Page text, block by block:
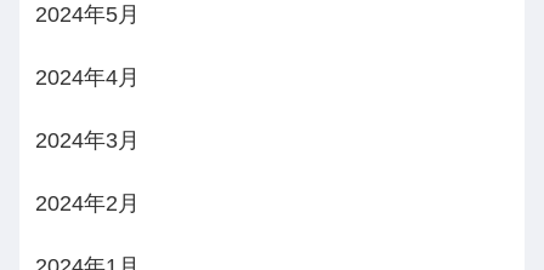
2024年5月
2024年4月
2024年3月
2024年2月